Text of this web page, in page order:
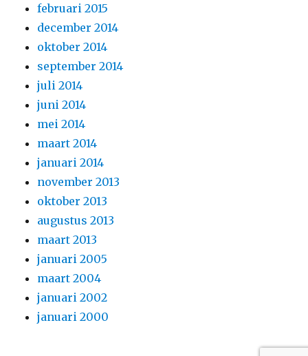
februari 2015
december 2014
oktober 2014
september 2014
juli 2014
juni 2014
mei 2014
maart 2014
januari 2014
november 2013
oktober 2013
augustus 2013
maart 2013
januari 2005
maart 2004
januari 2002
januari 2000